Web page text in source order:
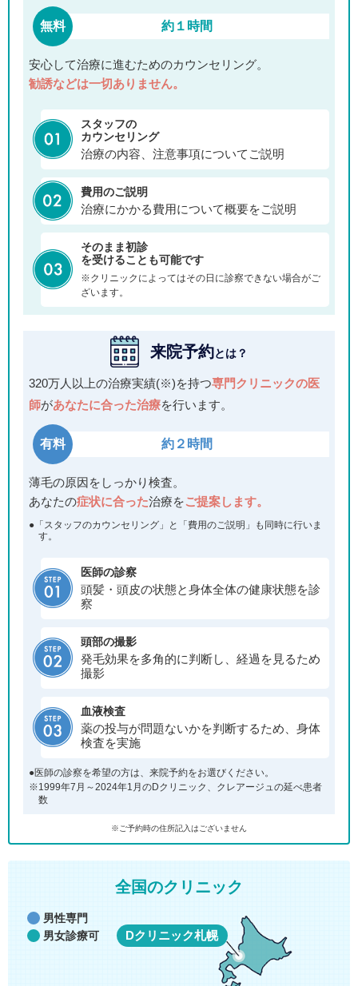
無料 約１時間
安心して治療に進むためのカウンセリング。
勧誘などは一切ありません。
スタッフの
カウンセリング
治療の内容、注意事項についてご説明
費用のご説明
治療にかかる費用について概要をご説明
そのまま初診
を受けることも可能です
※クリニックによってはその日に診察できない場合がご
ざいます。
来院予約とは？
320万人以上の治療実績(※)を持つ専門クリニックの医
師があなたに合った治療を行います。
有料 約２時間
薄毛の原因をしっかり検査。
あなたの症状に合った治療をご提案します。
●「スタッフのカウンセリング」と「費用のご説明」も同時に行いま
す。
医師の診察
頭髪・頭皮の状態と身体全体の健康状態を診
察
頭部の撮影
発毛効果を多角的に判断し、経過を見るため
撮影
血液検査
薬の投与が問題ないかを判断するため、身体
検査を実施
●医師の診察を希望の方は、来院予約をお選びください。
※1999年7月～2024年1月のDクリニック、クレアージュの延べ患者
数
※ご予約時の住所記入はございません
全国のクリニック
男性専門
男女診療可
Dクリニック札幌